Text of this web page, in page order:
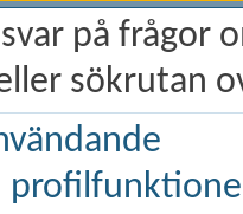
på frågor
sökrutan